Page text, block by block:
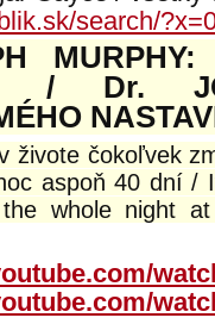
search/
MURPHY:
/ Dr.
živote čokoľvek
aspoň 40 dní /
whole night